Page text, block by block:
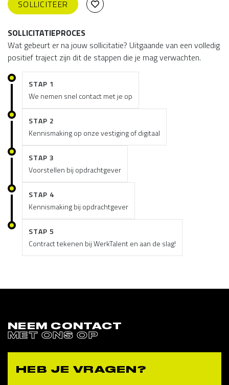
SOLLICITEER
SOLLICITATIEPROCES
Wat gebeurt er na jouw sollicitatie? Uitgaande van een volledig
positief traject zijn dit de stappen die je mag verwachten.
STAP 1
We nemen snel contact met je op
STAP 2
Kennismaking op onze vestiging of digitaal
STAP 3
Voorstellen bij opdrachtgever
STAP 4
Kennismaking bij opdrachtgever
STAP 5
Contract tekenen bij WerkTalent en aan de slag!
NEEM CONTACT
MET ONS OP
HEB JE VRAGEN?